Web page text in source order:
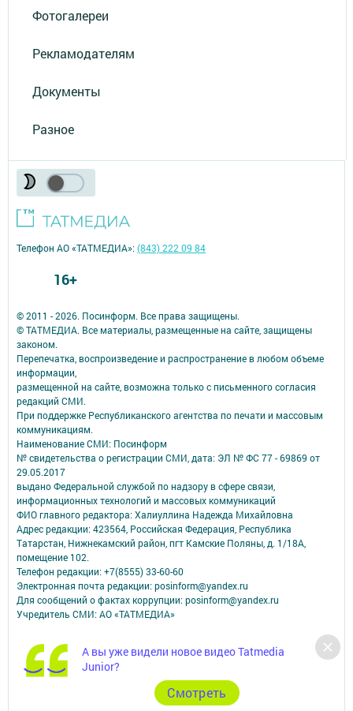
Фотогалереи
Рекламодателям
Документы
Разное
А вы уже видели новое видео Tatmedia
Junior?
Cмотреть
© 2011 - 2026. Посинформ. Все права защищены.
© ТАТМЕДИА. Все материалы, размещенные на сайте, защищены
законом.
Перепечатка, воспроизведение и распространение в любом объеме
информации,
размещенной на сайте, возможна только с письменного согласия
редакций СМИ.
При поддержке Республиканского агентства по печати и массовым
коммуникациям.
Наименование СМИ: Посинформ
№ свидетельства о регистрации СМИ, дата: ЭЛ № ФС 77 - 69869 от
29.05.2017
выдано Федеральной службой по надзору в сфере связи,
информационных технологий и массовых коммуникаций
ФИО главного редактора: Халиуллина Надежда Михайловна
Адрес редакции: 423564, Российская Федерация, Республика
Татарстан, Нижнекамский район, пгт Камские Поляны, д. 1/18А,
помещение 102.
Телефон редакции: +7(8555) 33-60-60
Электронная почта редакции: posinform@yandex.ru
Для сообщений о фактах коррупции: posinform@yandex.ru
Учредитель СМИ: АО «ТАТМЕДИА»
Антикоррупционная политика
АО «ТАТМЕДИА» использует «cookie»для персонализации сервисов и
удобства пользователей сайтом.
Использование «cookie» можно отменить в настройках браузера.
Политика конфиденциальности
Телефон АО «ТАТМЕДИА»:(843) 222 09 84
16+